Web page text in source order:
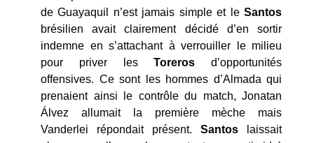
de Guayaquil n’est jamais simple et le Santos
brésilien avait clairement décidé d’en sortir
indemne en s’attachant à verrouiller le milieu
pour priver lesToreros d’opportunités
offensives. Ce sont les hommes d’Almada qui
prenaient ainsi le contrôle du match, Jonatan
Álvez allumait la première mèche mais
Vanderlei répondait présent. Santos laissait